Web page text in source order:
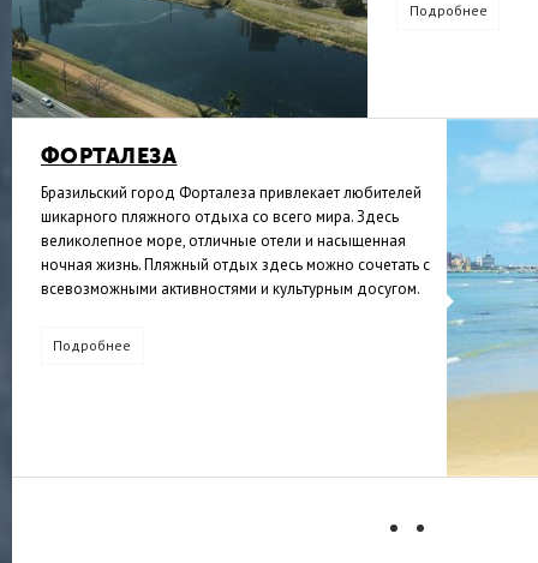
Подробнее
ФОРТАЛЕЗА
Бразильский город Форталеза привлекает любителей
шикарного пляжного отдыха со всего мира. Здесь
великолепное море, отличные отели и насыщенная
ночная жизнь. Пляжный отдых здесь можно сочетать с
всевозможными активностями и культурным досугом.
Подробнее